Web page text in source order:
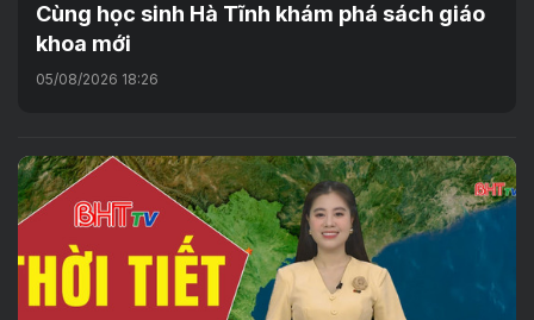
Cùng học sinh Hà Tĩnh khám phá sách giáo
khoa mới
05/08/2026 18:26